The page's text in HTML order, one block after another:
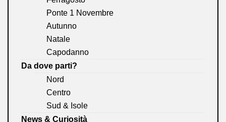
Ponte 1 Novembre
Autunno
Natale
Capodanno
Da dove parti?
Nord
Centro
Sud & Isole
News & Curiosità